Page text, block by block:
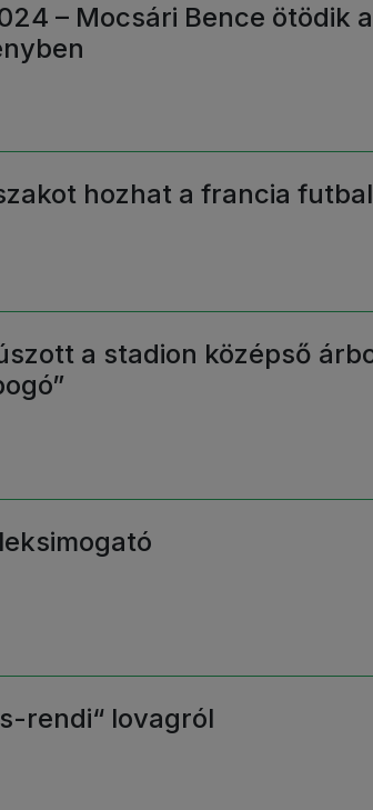
– Mocsári Bence ötödik a
hozhat a francia
a stadion középső
rendi“ lovagról